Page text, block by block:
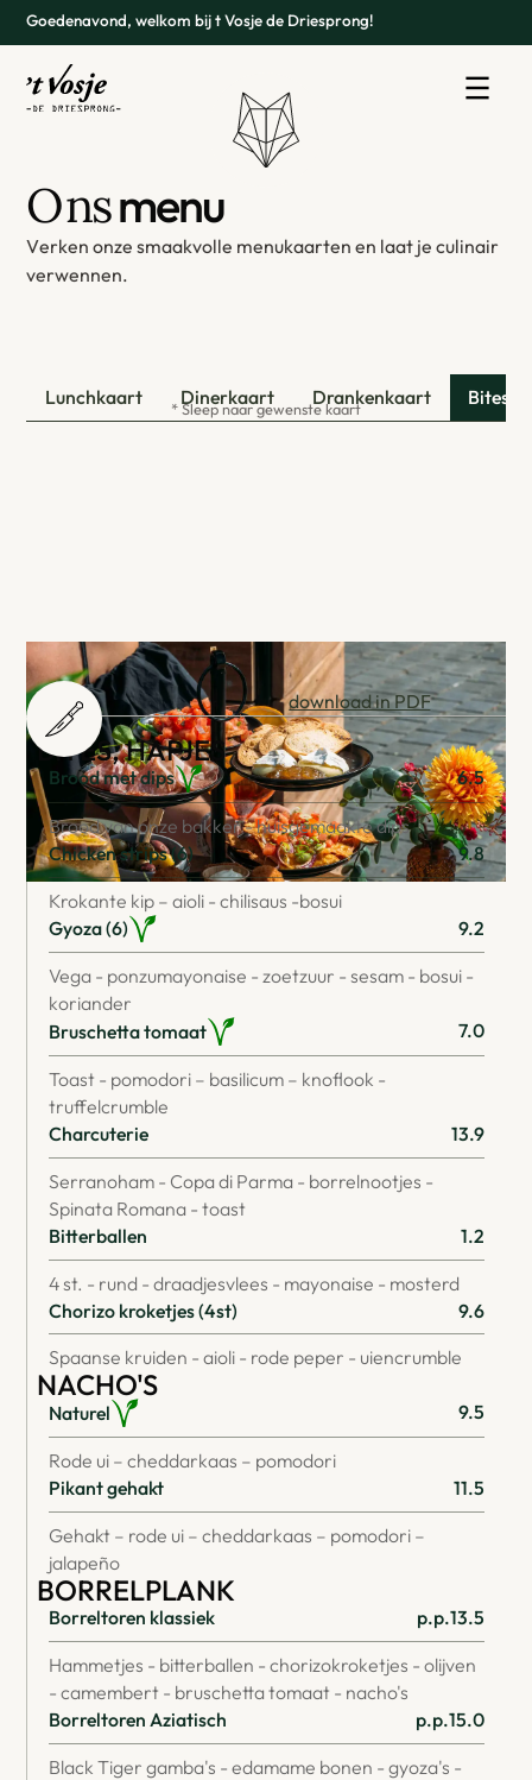
Goedenavond, welkom bij t Vosje de Driesprong!
Onsmenu
Verken onze smaakvolle menukaarten en laat je culinair
verwennen.
Lunchkaart Dinerkaart Drankenkaart Bites
* Sleep naar gewenste kaart
Deze bites zijn de gehele dag te bestellen tot 22:00 uur.
*Bekijk hieronder onze bites ofdownload in PDF.
BITES, HAPJES
Brood met dips 6.5
Brood van onze bakker - huisgemaakte dips
Chicken strips (6)
9.8
Krokante kip – aioli - chilisaus -bosui
Gyoza (6)
9.2
Vega - ponzumayonaise - zoetzuur - sesam - bosui -
koriander
Bruschetta tomaat
7.0
Toast - pomodori – basilicum – knoflook -
truffelcrumble
Charcuterie
13.9
Serranoham - Copa di Parma - borrelnootjes -
Spinata Romana - toast
Bitterballen
1.2
4 st. - rund - draadjesvlees - mayonaise - mosterd
Chorizo kroketjes (4st)
9.6
Spaanse kruiden - aioli - rode peper - uiencrumble
NACHO'S
Naturel 9.5
Rode ui – cheddarkaas – pomodori
Pikant gehakt
11.5
Gehakt – rode ui – cheddarkaas – pomodori –
jalapeño
BORRELPLANK
Borreltoren klassiek p.p.13.5
Hammetjes - bitterballen - chorizokroketjes - olijven
- camembert - bruschetta tomaat - nacho's
Borreltoren Aziatisch
p.p.15.0
Black Tiger gamba's - edamame bonen - gyoza's -